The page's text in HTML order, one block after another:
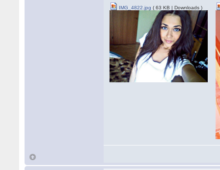
IMG_4822.jpg ( 63 KB | Downloads )